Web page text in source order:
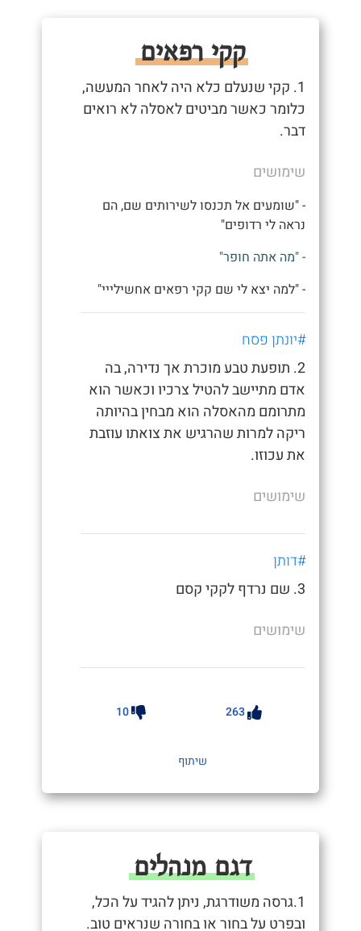
קקי רפאים
1. קקי שנעלם כלא היה לאחר המעשה,
כלומר כאשר מביטים לאסלה לא רואים
דבר.
שימושים
- "שומעים אל תכנסו לשירותים שם, הם
נראה לי רדופים"
- "מה אתה חופר"
- "למה יצא לי שם קקי רפאים אחשילייי"
#יונתן פסח
2. תופעת טבע מוכרת אך נדירה, בה
אדם מתיישב להטיל צרכיו וכאשר הוא
מתרומם מהאסלה הוא מבחין בהיותה
ריקה למרות שהרגיש את צואתו עוזבת
את עכוזו.
שימושים
#דותן
3. שם נרדף לקקי קסם
שימושים
263
10
שיתוף
דגם מנהלים
1.גרסה משודרגת, ניתן להגיד על הכל,
ובפרט על בחור או בחורה שנראים טוב.